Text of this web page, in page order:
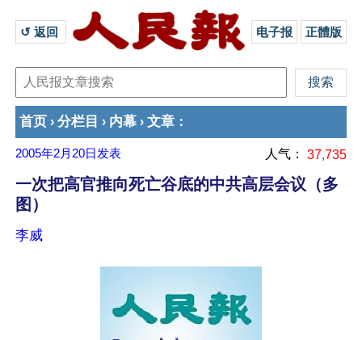
↺ 返回 电子报 正體版
首页 › 分栏目 › 内幕 › 文章 ：
2005年2月20日 发表 人气： 37,735
一次把高官推向死亡谷底的中共高层会议（多
图）
李威